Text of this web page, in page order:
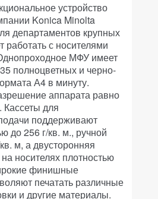
устройство
Konica Minolta
департаментов крупных
работать с носителями
МФУ имеет
полноцветных и черно-
А4 в минуту.
аппарата равно
для
поддерживают
до 256 г/кв. м., ручной
м, а двусторонняя
носителях плотностью
финишные
печатать различные
и другие материалы.